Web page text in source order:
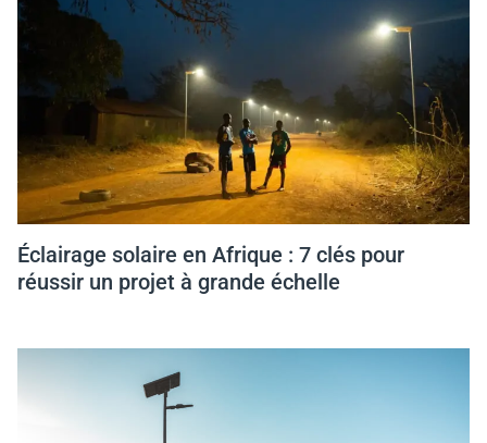
Éclairage solaire en Afrique : 7 clés pour
réussir un projet à grande échelle